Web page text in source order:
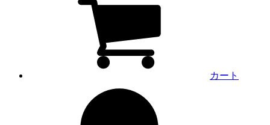
カート